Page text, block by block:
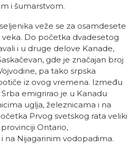
i šumarstvom.
veže se za osamdesete
Do početka dvadesetog
i u druge delove Kanade,
, gde je značajan broj
, pa tako srpska
iz ovog vremena. Između
Srba emigrirao je u Kanadu
uglja, železnicama i na
Prvog svetskog rata veliki
Ontario,
i na Nijagarinim vodopadima.